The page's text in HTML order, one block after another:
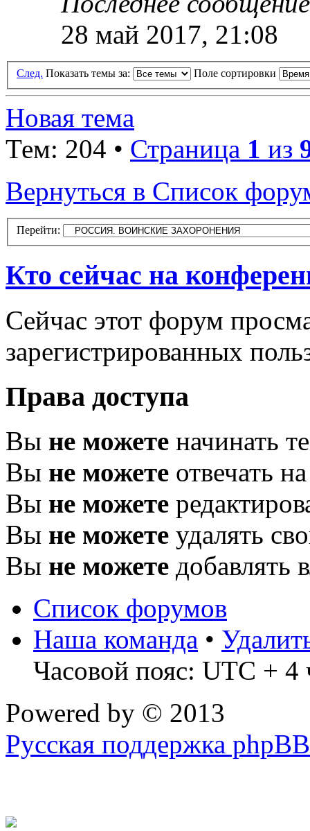
28 май 2017, 21:08
След. Показать темы за: Поле сортировки
Новая тема
Тем: 204 • Страница 1 из
Вернуться в Список
Перейти:
Кто сейчас на
Сейчас этот форум
зарегистрированных
Права доступа
Вы не можете начинать
Вы не можете отвечать
Вы не можете
Вы не можете удалять
Вы не можете добавлять
Список форумов
Наша команда •
Часовой пояс: UTC + 4
Powered by © 2013
Русская поддержка phpBB